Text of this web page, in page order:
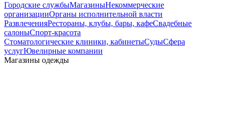
Городские службыМагазиныНекоммерческие
организацииОрганы исполнительной власти
РазвлеченияРестораны, клубы, бары, кафеСвадебные
салоныСпорт-красота
Стоматологические клиники, кабинетыСудыСфера
услугЮвелирные компании
Mагазины одежды